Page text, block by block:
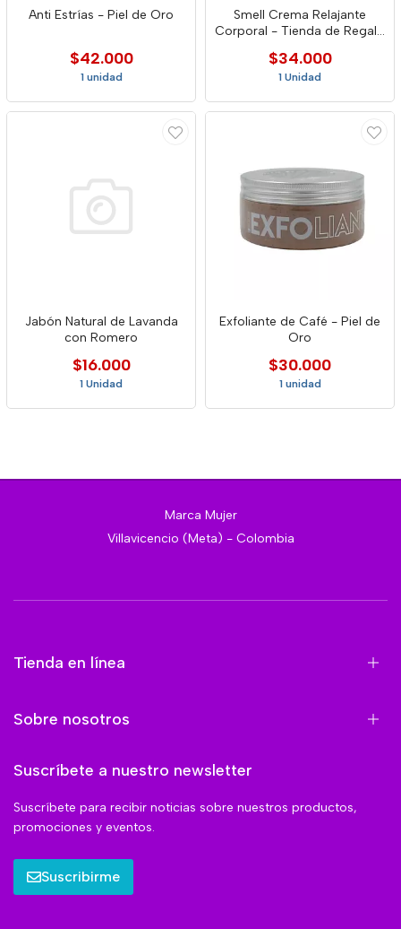
Anti Estrías - Piel de Oro
$42.000
1 unidad
Smell Crema Relajante
Corporal - Tienda de Regalo
$34.000
1 Unidad
Jabón Natural de Lavanda
con Romero
$16.000
1 Unidad
Exfoliante de Café - Piel de
Oro
$30.000
1 unidad
Marca Mujer
Villavicencio (Meta) - Colombia
Tienda en línea
Sobre nosotros
Suscríbete a nuestro newsletter
Suscríbete para recibir noticias sobre nuestros productos,
promociones y eventos.
Suscribirme